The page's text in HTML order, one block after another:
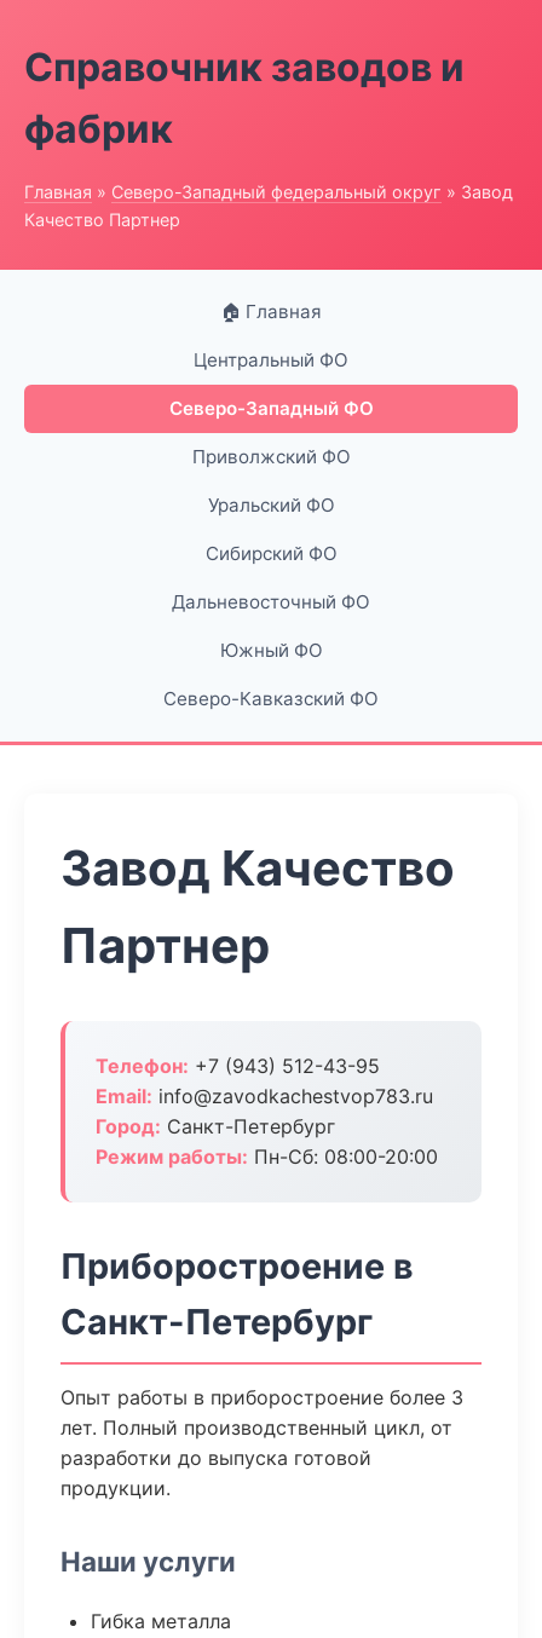
Справочник заводов и
фабрик
Главная » Северо-Западный федеральный округ » Завод
Качество Партнер
🏠 Главная
Центральный ФО
Северо-Западный ФО
Приволжский ФО
Уральский ФО
Сибирский ФО
Дальневосточный ФО
Южный ФО
Северо-Кавказский ФО
Завод Качество
Партнер
Телефон: +7 (943) 512-43-95
Email: info@zavodkachestvop783.ru
Город: Санкт-Петербург
Режим работы: Пн-Сб: 08:00-20:00
Приборостроение в
Санкт-Петербург
Опыт работы в приборостроение более 3
лет. Полный производственный цикл, от
разработки до выпуска готовой
продукции.
Наши услуги
Гибка металла